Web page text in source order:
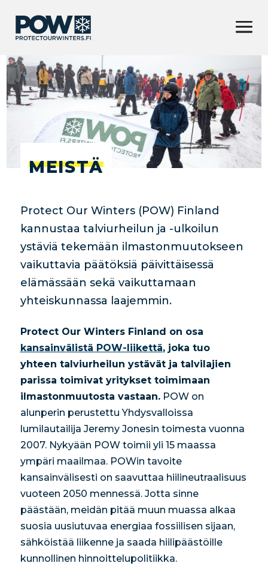
MEISTÄ
Protect Our Winters (POW) Finland
kannustaa talviurheilun ja -ulkoilun
ystäviä tekemään ilmastonmuutokseen
vaikuttavia päätöksiä päivittäisessä
elämässään sekä vaikuttamaan
yhteiskunnassa laajemmin.
Protect Our Winters Finland on osa
kansainvälistä POW-liikettä, joka tuo
yhteen talviurheilun ystävät ja talvilajien
parissa toimivat yritykset toimimaan
ilmastonmuutosta vastaan.POW on
alunperin perustettu Yhdysvalloissa
lumilautailija Jeremy Jonesin toimesta vuonna
2007. Nykyään POW toimii yli 15 maassa
ympäri maailmaa. POWin tavoite
kansainvälisesti on saavuttaa hiilineutraalisuus
vuoteen 2050 mennessä. Jotta sinne
päästään, meidän pitää muun muassa alkaa
suosia uusiutuvaa energiaa fossiilisen sijaan,
sähköistää liikenne ja saada hiilipäästöille
kunnollinen hinnoittelupolitiikka.